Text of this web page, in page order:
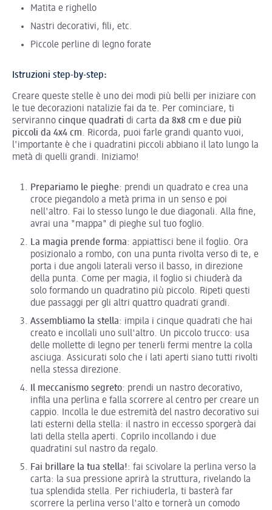
Matita e righello
Nastri decorativi, fili, etc.
Piccole perline di legno forate
Istruzioni step-by-step:
Creare queste stelle è uno dei modi più belli per iniziare con
le tue decorazioni natalizie fai da te. Per cominciare, ti
serviranno cinque quadrati di carta da 8x8 cm e due più
piccoli da 4x4 cm. Ricorda, puoi farle grandi quanto vuoi,
l'importante è che i quadratini piccoli abbiano il lato lungo la
metà di quelli grandi. Iniziamo!
Prepariamo le pieghe: prendi un quadrato e crea una
croce piegandolo a metà prima in un senso e poi
nell'altro. Fai lo stesso lungo le due diagonali. Alla fine,
avrai una "mappa" di pieghe sul tuo foglio.
La magia prende forma: appiattisci bene il foglio. Ora
posizionalo a rombo, con una punta rivolta verso di te, e
porta i due angoli laterali verso il basso, in direzione
della punta. Come per magia, il foglio si chiuderà da
solo formando un quadratino più piccolo. Ripeti questi
due passaggi per gli altri quattro quadrati grandi.
Assembliamo la stella: impila i cinque quadrati che hai
creato e incollali uno sull'altro. Un piccolo trucco: usa
delle mollette di legno per tenerli fermi mentre la colla
asciuga. Assicurati solo che i lati aperti siano tutti rivolti
nella stessa direzione.
Il meccanismo segreto: prendi un nastro decorativo,
infila una perlina e falla scorrere al centro per creare un
cappio. Incolla le due estremità del nastro decorativo sui
lati esterni della stella: il nastro in eccesso sporgerà dai
lati della stella aperti. Coprilo incollando i due
quadratini sul nastro da regalo.
Fai brillare la tua stella!: fai scivolare la perlina verso la
carta: la sua pressione aprirà la struttura, rivelando la
tua splendida stella. Per richiuderla, ti basterà far
scorrere la perlina verso l'alto e tornerà un comodo